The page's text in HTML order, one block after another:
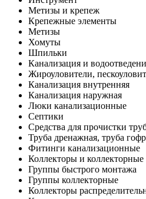
Метизы и крепеж
Крепежные элементы
Метизы
Хомуты
Шпильки
Канализация и
Жироуловители,
Канализация внутренняя
Канализация наружная
Люки канализационные
Септики
Средства для прочистки
Труба дренажная, труба
Фитинги канализационные
Коллекторы и
Группы быстрого монтажа
Группы коллекторные
Коллекторы